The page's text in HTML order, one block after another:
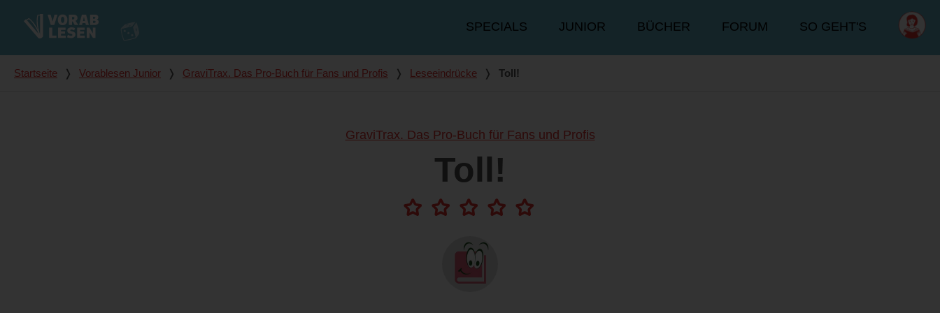
Hauptmenü
SPECIALS JUNIOR BÜCHER FORUM SO GEHT'S
Du bist hier
Startseite ❭ Vorablesen Junior ❭ GraviTrax. Das Pro-Buch für Fans und Profis ❭ Leseeindrücke ❭ Toll!
GraviTrax. Das Pro-Buch für Fans und Profis
Toll!